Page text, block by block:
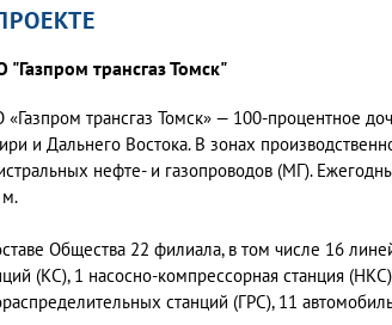
трансгаз Томск"
трансгаз Томск» — 100-процентное
и Дальнего Востока. В зонах
нефте- и газопроводов (МГ).
м.
Общества 22 филиала, в том числе 16
(КС), 1 насосно-компрессорная станция
станций (ГРС), 11